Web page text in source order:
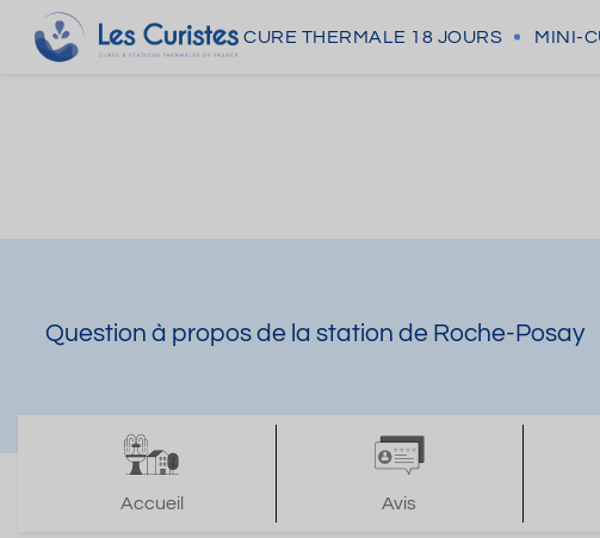
CURE THERMALE 18 JOURS MINI-
Question à propos de la station de Roche-Posay
Accueil Avis